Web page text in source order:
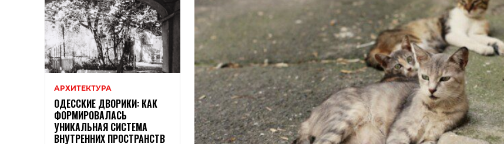
АРХИТЕКТУРА
ОДЕССКИЕ ДВОРИКИ: КАК
ФОРМИРОВАЛАСЬ
УНИКАЛЬНАЯ СИСТЕМА
ВНУТРЕННИХ ПРОСТРАНСТВ